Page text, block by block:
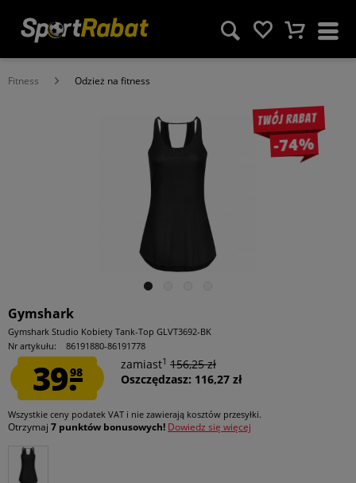
Fitness Odzież na fitness
Twój rabat
-74%
Gymshark
Gymshark Studio Kobiety Tank-Top GLVT3692-BK
Nr artykułu:
86191880-86191778
39.98
zamiast1 156,25 zł
Oszczędzasz: 116,27 zł
Wszystkie ceny podatek VAT i nie zawierają kosztów przesyłki.
Otrzymaj 7 punktów bonusowych! Dowiedz się więcej